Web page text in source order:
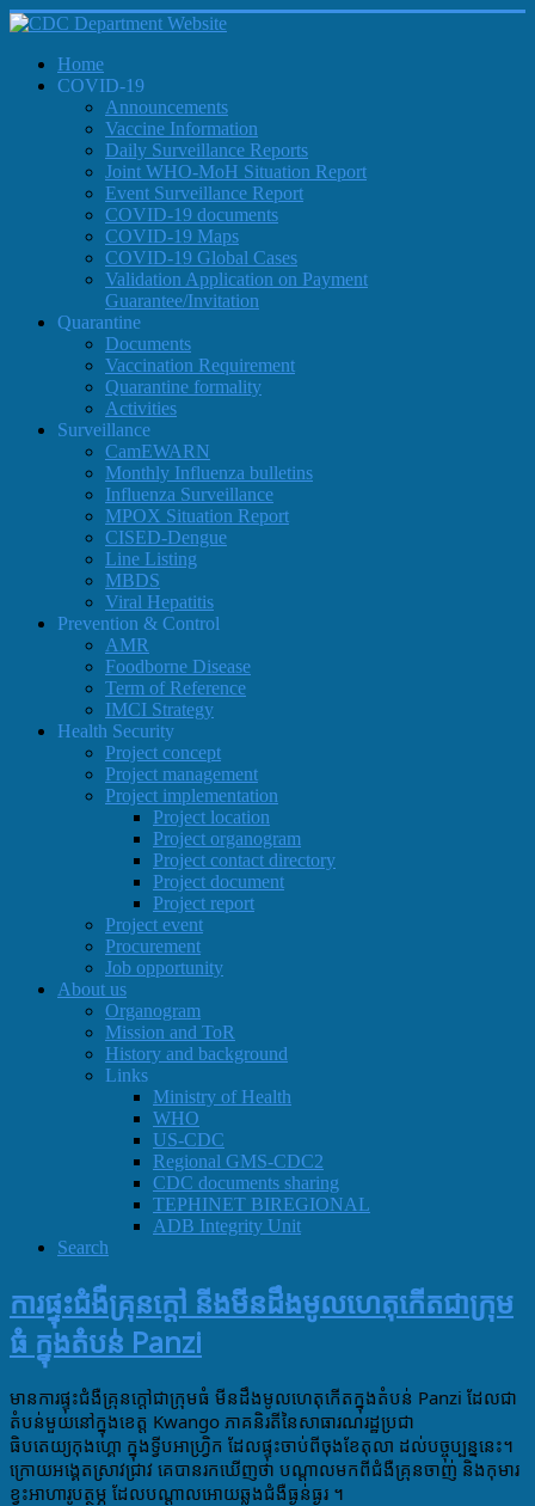
Home
COVID-19
Announcements
Vaccine Information
Daily Surveillance Reports
Joint WHO-MoH Situation Report
Event Surveillance Report
COVID-19 documents
COVID-19 Maps
COVID-19 Global Cases
Validation Application on Payment
Guarantee/Invitation
Quarantine
Documents
Vaccination Requirement
Quarantine formality
Activities
Surveillance
CamEWARN
Monthly Influenza bulletins
Influenza Surveillance
MPOX Situation Report
CISED-Dengue
Line Listing
MBDS
Viral Hepatitis
Prevention & Control
AMR
Foodborne Disease
Term of Reference
IMCI Strategy
Health Security
Project concept
Project management
Project implementation
Project location
Project organogram
Project contact directory
Project document
Project report
Project event
Procurement
Job opportunity
About us
Organogram
Mission and ToR
History and background
Links
Ministry of Health
WHO
US-CDC
Regional GMS-CDC2
CDC documents sharing
TEPHINET BIREGIONAL
ADB Integrity Unit
Search
ការផ្ទុះជំងឺគ្រុនក្តៅ​ នីងមីនដឹងមូលហេតុកេីតជាក្រុម
ធំ​ ក្នុងតំបន់ Panzi
មានការផ្ទុះជំងឺគ្រុនក្តៅ​ជាក្រុមធំ មីនដឹងមូលហេតុកេីតក្នុងតំបន់ Panzi ដែលជា
តំបន់មួយនៅក្នុងខេត្ត Kwango ភាគនិរតីនៃសាធារណរដ្ឋប្រជា
ធិបតេយ្យកុងហ្គោ​ ក្នុងទ្វីបអាហ្រ្វិក​ ដែលផ្ទុះចាប់ពីចុងខែតុលា​ ដល់បច្ចុប្បន្ននេះ​។
ក្រោយអង្គេតស្រាវជ្រាវ​ គេបានរកឃេីញថា​ បណ្តាលមកពីជំងឺគ្រុនចាញ់​ និងកុមារ
ខ្វះអាហារូបត្ថម្ភ​ ដែលបណ្តាលអោយឆ្លងជំងឺធ្ងន់ធ្ងរ​ ។